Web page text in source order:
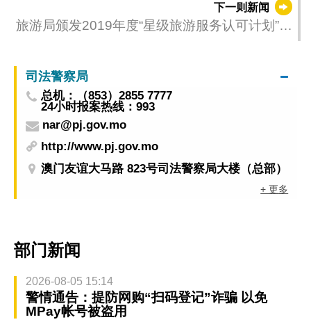
下一则新闻
旅游局颁发2019年度“星级旅游服务认可计划”─
司法警察局
总机：（853）2855 7777
24小时报案热线：993
nar@pj.gov.mo
http://www.pj.gov.mo
澳门友谊大马路 823号司法警察局大楼（总部）
+ 更多
部门新闻
2026-08-05 15:14
警情通告：提防网购“扫码登记”诈骗 以免
MPay帐号被盗用